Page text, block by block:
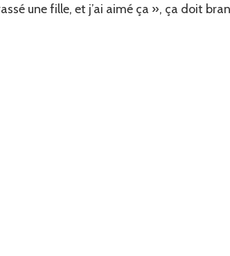
une fille, et j’ai aimé ça », ça doit